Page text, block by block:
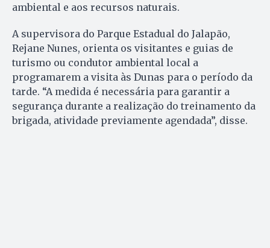
ambiental e aos recursos naturais.
A supervisora do Parque Estadual do Jalapão,
Rejane Nunes, orienta os visitantes e guias de
turismo ou condutor ambiental local a
programarem a visita às Dunas para o período da
tarde. “A medida é necessária para garantir a
segurança durante a realização do treinamento da
brigada, atividade previamente agendada”, disse.